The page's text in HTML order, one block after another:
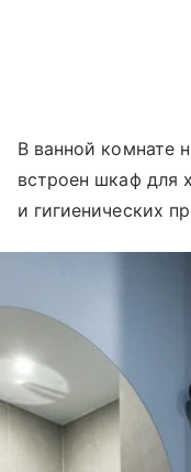
В ванной комнате
встроен шкаф для
и гигиенических